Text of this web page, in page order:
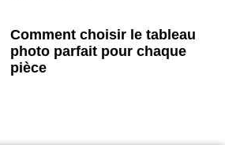
Comment choisir le tableau
photo parfait pour chaque
pièce